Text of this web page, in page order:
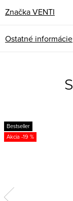
ZnačkaVENTI
Ostatné informácie
Bestseller
-19 %